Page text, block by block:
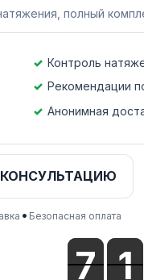
полный
Контроль
Рекомендации
Анонимная
• Безопасная оплата